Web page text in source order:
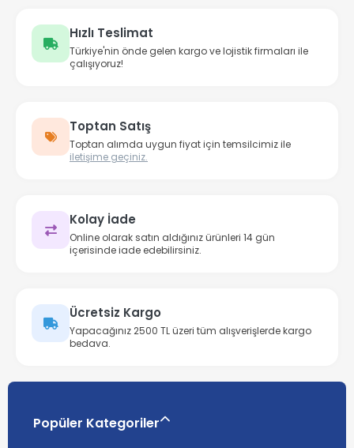
Hızlı Teslimat
Türkiye'nin önde gelen kargo ve lojistik firmaları ile
çalışıyoruz!
Toptan Satış
Toptan alımda uygun fiyat için temsilcimiz ile
iletişime geçiniz.
Kolay İade
Online olarak satın aldığınız ürünleri 14 gün
içerisinde iade edebilirsiniz.
Ücretsiz Kargo
Yapacağınız 2500 TL üzeri tüm alışverişlerde kargo
bedava.
Popüler Kategoriler